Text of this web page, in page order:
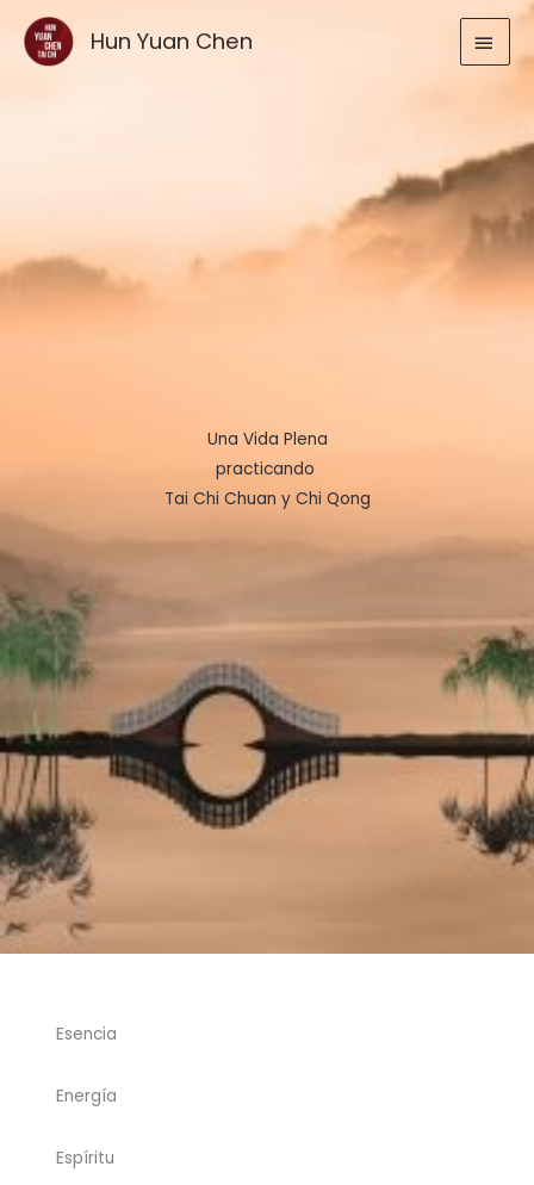
contenido
Hun Yuan Chen
Una Vida Plena
practicando
Tai Chi Chuan y Chi Qong
Esencia
Energía
Espíritu